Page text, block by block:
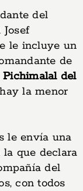
del
le incluye un
de
Pichimalal del
la menor
le envía una
la que declara
del
con todos